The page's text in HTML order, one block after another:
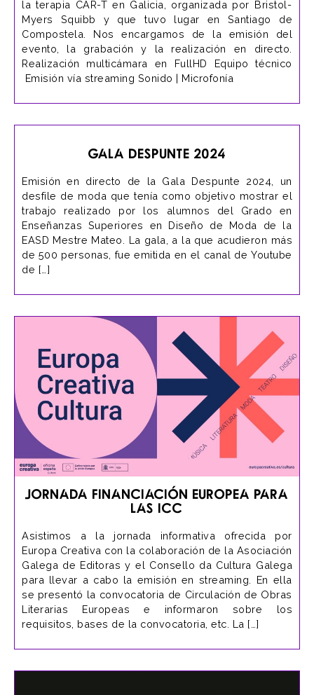
la terapia CAR-T en Galicia, organizada por Bristol-
Myers Squibb y que tuvo lugar en Santiago de
Compostela. Nos encargamos de la emisión del
evento, la grabación y la realización en directo.
Realización multicámara en FullHD Equipo técnico
Emisión vía streaming Sonido | Microfonía
Gala Despunte 2024
Emisión en directo de la Gala Despunte 2024, un
desfile de moda que tenía como objetivo mostrar el
trabajo realizado por los alumnos del Grado en
Enseñanzas Superiores en Diseño de Moda de la
EASD Mestre Mateo. La gala, a la que acudieron más
de 500 personas, fue emitida en el canal de Youtube
de […]
Jornada Financiación Europea para
las ICC
Asistimos a la jornada informativa ofrecida por
Europa Creativa con la colaboración de la Asociación
Galega de Editoras y el Consello da Cultura Galega
para llevar a cabo la emisión en streaming. En ella
se presentó la convocatoria de Circulación de Obras
Literarias Europeas e informaron sobre los
requisitos, bases de la convocatoria, etc. La […]